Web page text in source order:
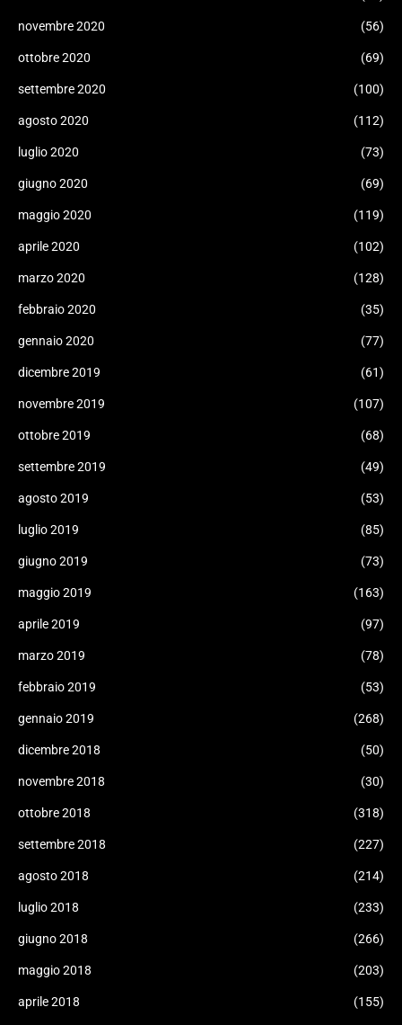
novembre 2020 (56)
ottobre 2020 (69)
settembre 2020 (100)
agosto 2020 (112)
luglio 2020 (73)
giugno 2020 (69)
maggio 2020 (119)
aprile 2020 (102)
marzo 2020 (128)
febbraio 2020 (35)
gennaio 2020 (77)
dicembre 2019 (61)
novembre 2019 (107)
ottobre 2019 (68)
settembre 2019 (49)
agosto 2019 (53)
luglio 2019 (85)
giugno 2019 (73)
maggio 2019 (163)
aprile 2019 (97)
marzo 2019 (78)
febbraio 2019 (53)
gennaio 2019 (268)
dicembre 2018 (50)
novembre 2018 (30)
ottobre 2018 (318)
settembre 2018 (227)
agosto 2018 (214)
luglio 2018 (233)
giugno 2018 (266)
maggio 2018 (203)
aprile 2018 (155)